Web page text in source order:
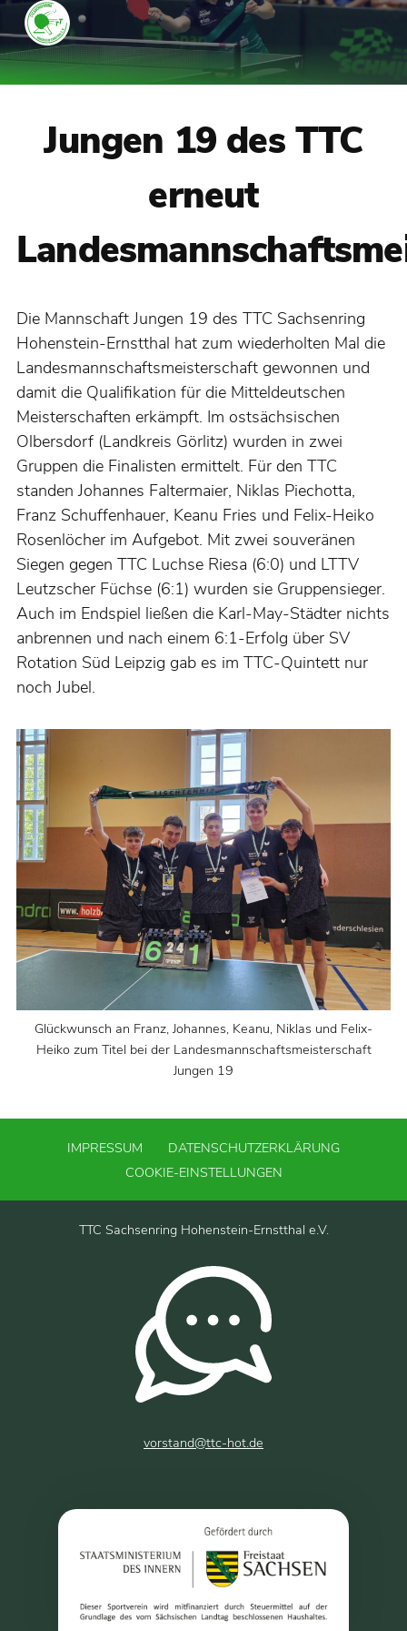
Jungen 19 des TTC
erneut
Die Mannschaft Jungen 19 des TTC Sachsenring
Hohenstein-Ernstthal hat zum wiederholten Mal die
Landesmannschaftsmeisterschaft gewonnen und
damit die Qualifikation für die Mitteldeutschen
Meisterschaften erkämpft. Im ostsächsischen
Olbersdorf (Landkreis Görlitz) wurden in zwei
Gruppen die Finalisten ermittelt. Für den TTC
standen Johannes Faltermaier, Niklas Piechotta,
Franz Schuffenhauer, Keanu Fries und Felix-Heiko
Rosenlöcher im Aufgebot. Mit zwei souveränen
Siegen gegen TTC Luchse Riesa (6:0) und LTTV
Leutzscher Füchse (6:1) wurden sie Gruppensieger.
Auch im Endspiel ließen die Karl-May-Städter nichts
anbrennen und nach einem 6:1-Erfolg über SV
Rotation Süd Leipzig gab es im TTC-Quintett nur
noch Jubel.
Glückwunsch an Franz, Johannes, Keanu, Niklas und Felix-
Heiko zum Titel bei der Landesmannschaftsmeisterschaft
Jungen 19
IMPRESSUM
DATENSCHUTZERKLÄRUNG
COOKIE-EINSTELLUNGEN
TTC Sachsenring Hohenstein-Ernstthal e.V.
vorstand@ttc-hot.de